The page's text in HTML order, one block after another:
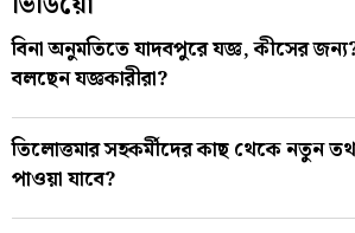
বিনা অনুমতিতে যাদবপুরে যজ্ঞ, কীসের
বলছেন যজ্ঞকারীরা?
তিলোত্তমার সহকর্মীদের কাছ থেকে নতুন
পাওয়া যাবে?